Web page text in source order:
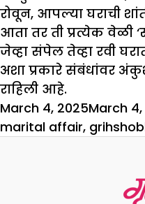
रोवून, आपल्या घराची
आता तर ती प्रत्येक वेळी
जेव्हा संपेल तेव्हा रवी
अशा प्रकारे संबंधांवर
राहिली आहे.
Posted
on
March 4, 2025March
marital affair,